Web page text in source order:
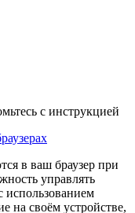
с инструкцией
в ваш браузер при
управлять
на своём устройстве,